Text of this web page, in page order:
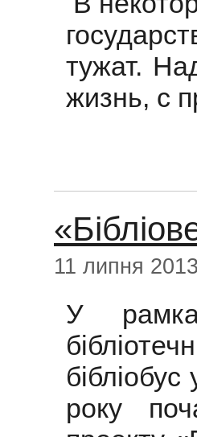
тужат.
жизнь, с
11 липня
У
року